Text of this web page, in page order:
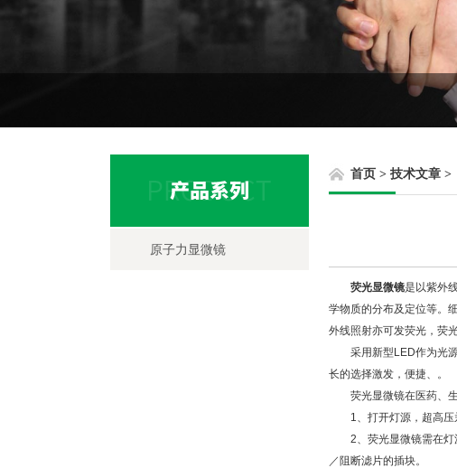
原子力显微镜
首页 > 技术文章 >
荧光显微镜是以紫外
学物质的分布及定位等。
外线照射亦可发荧光，荧
采用新型LED作为光源
长的选择激发，便捷、。
荧光显微镜在医药、生
1、打开灯源，超高压
2、荧光显微镜需在灯源
／阻断滤片的插块。